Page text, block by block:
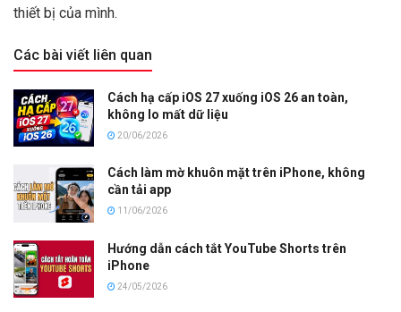
thiết bị của mình.
Các bài viết liên quan
Cách hạ cấp iOS 27 xuống iOS 26 an toàn,
không lo mất dữ liệu
20/06/2026
Cách làm mờ khuôn mặt trên iPhone, không
cần tải app
11/06/2026
Hướng dẫn cách tắt YouTube Shorts trên
iPhone
24/05/2026